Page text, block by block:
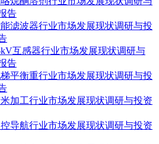
告
能滤波器行业市场发展现状调研与投
互感器行业市场发展现状调研与
告
梯平衡重行业市场发展现状调研与投
米加工行业市场发展现状调研与投资
控导航行业市场发展现状调研与投资